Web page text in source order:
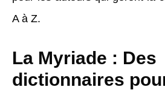
A à Z.
La Myriade : Des
dictionnaires